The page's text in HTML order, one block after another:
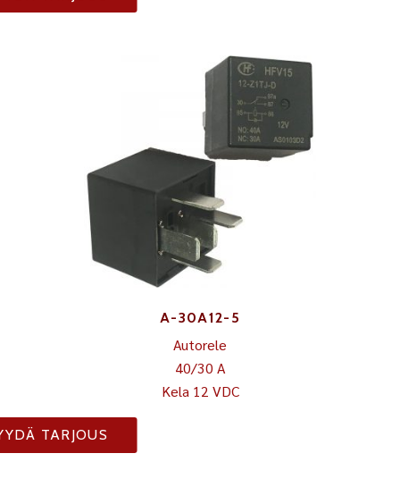
A-30A12-5
Autorele
40/30 A
Kela 12 VDC
TARJOUS